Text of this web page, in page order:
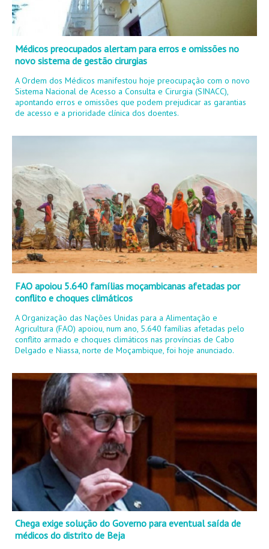
Médicos preocupados alertam para erros e omissões no
novo sistema de gestão cirurgias
A Ordem dos Médicos manifestou hoje preocupação com o novo
Sistema Nacional de Acesso a Consulta e Cirurgia (SINACC),
apontando erros e omissões que podem prejudicar as garantias
de acesso e a prioridade clínica dos doentes.
FAO apoiou 5.640 famílias moçambicanas afetadas por
conflito e choques climáticos
A Organização das Nações Unidas para a Alimentação e
Agricultura (FAO) apoiou, num ano, 5.640 famílias afetadas pelo
conflito armado e choques climáticos nas províncias de Cabo
Delgado e Niassa, norte de Moçambique, foi hoje anunciado.
Chega exige solução do Governo para eventual saída de
médicos do distrito de Beja